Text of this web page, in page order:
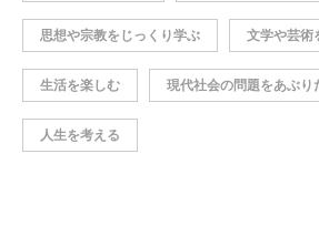
思想や宗教をじっくり学ぶ 文学や芸術
生活を楽しむ 現代社会の問題をあぶり
人生を考える